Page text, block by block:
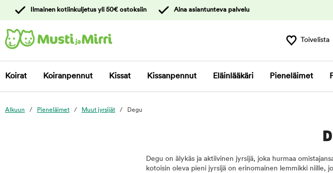
asiakaspalveluun
Ilmainen kotiinkuljetus yli 50€ ostoksiin Aina asiantunteva palvelu
Toivelista
Koirat Koiranpennut Kissat Kissanpennut Eläinlääkäri Pieneläimet
Alkuun Pieneläimet Muut jyrsijät Degu
Degu on älykäs ja aktiivinen jyrsijä, joka hurmaa
kotoisin oleva pieni jyrsijä on erinomainen lemmikki niille,